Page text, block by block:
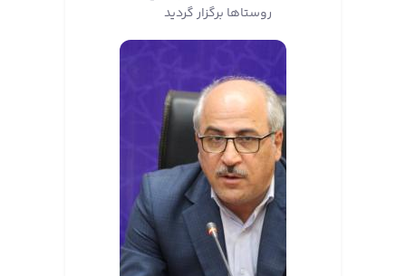
روستاها برگزار گردید